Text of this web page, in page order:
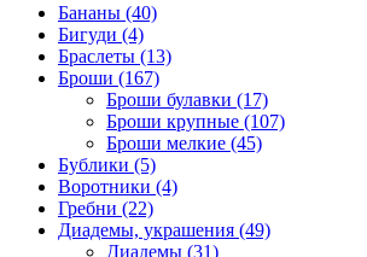
Бананы (40)
Бигуди (4)
Браслеты (13)
Броши (167)
Броши булавки (17)
Броши крупные (107)
Броши мелкие (45)
Бублики (5)
Воротники (4)
Гребни (22)
Диадемы, украшения (49)
Диадемы (31)